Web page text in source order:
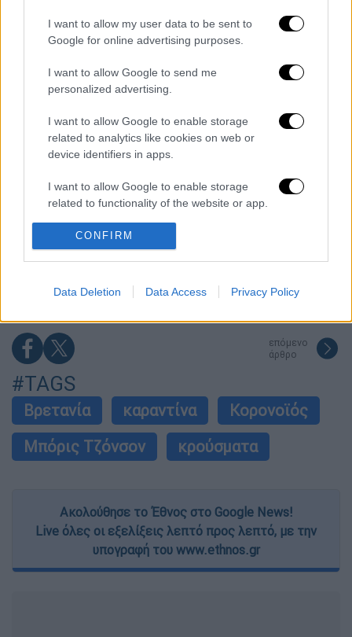
I want to allow my user data to be sent to
Google for online advertising purposes.
I want to allow Google to send me
personalized advertising.
I want to allow Google to enable storage
related to analytics like cookies on web or
device identifiers in apps.
I want to allow Google to enable storage
related to functionality of the website or app.
I want to allow Google to enable storage
related to personalization.
I want to allow Google to enable storage
related to security, including authentication
user protection.
CONFIRM
Data Deletion Data Access Privacy Policy
Διαβάστε ακόμη
προσευχόμαστε»: Συγκλονιστικές
μαρτυρίες για τον σεισμό των 7,6 Ρίχτερ
στην Κολομβία
Κλέαρχος Μαρουσάκης: Επικίνδυνες οι
επόμενες μέρες με έως 9 μποφόρ - Οι
περιοχές που θα επηρεαστούν
«Το παιχνίδι τελείωσε»: Η στιγμή που
αστυνομικοί εντοπίζουν stalker κρυμμένο
κάτω από κρεβάτι
Θες να μάθεις ξένη γλώσσα; Αυτές είναι οι 7
εντολές για να κάνεις το ChatGPT
επόμενο
άρθρο
#TAGS
Βρετανία καραντίνα
Κορονοϊός
Μπόρις Τζόνσον
κρούσματα
Ακολούθησε το Έθνος στο Google News!
Live όλες οι εξελίξεις λεπτό προς λεπτό, με την
υπογραφή του www.ethnos.gr